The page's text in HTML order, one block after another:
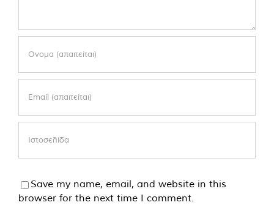
Save my name, email, and website in this
browser for the next time I comment.